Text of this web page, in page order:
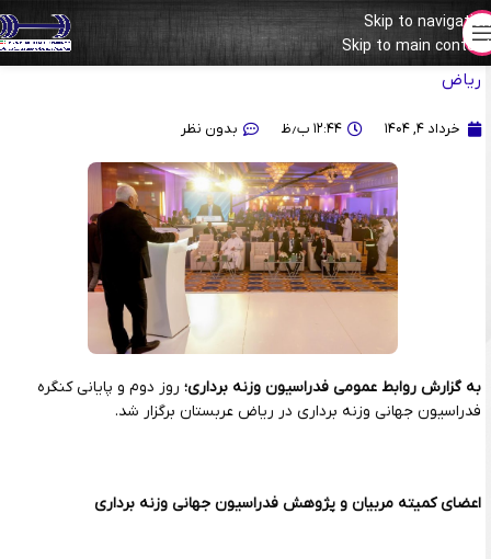
Skip to navigation
Skip to main content
گزارش کامل روز دوم کنگره انتخاباتی فدراسیون جهانی وزنه برداری-
ریاض
خرداد ۴, ۱۴۰۴ ۱۲:۴۴ ب٫ظ بدون نظر
به گزارش روابط عمومی فدراسیون وزنه برداری؛ روز دوم و پایانی کنگره
فدراسیون جهانی وزنه برداری در ریاض عربستان برگزار شد.
اعضای کمیته مربیان و پژوهش فدراسیون جهانی وزنه برداری